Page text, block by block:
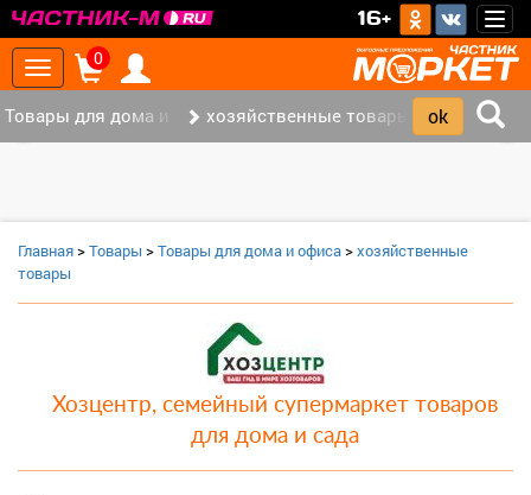
16+
Toggle
navigation
0
Товары для дома и офиса (8)хозяйственные товары (3)
Главная>Товары >Товары для дома и офиса>хозяйственные
товары
Хозцентр, семейный супермаркет товаров
для дома и сада
‹ ›